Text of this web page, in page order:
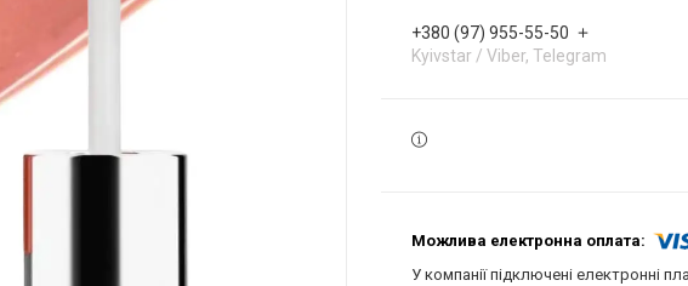
+380 (97) 955-55-50
Kyivstar / Viber, Telegram
У компанії підключені електронні